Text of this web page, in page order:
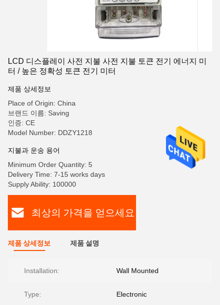
LCD 디스플레이 사전 지불 사전 지불 토큰 전기 에너지 미
터 / 높은 정확성 토큰 전기 미터
제품 상세정보
Place of Origin: China
브랜드 이름: Saving
인증: CE
Model Number: DDZY1218
지불과 운송 용어
Minimum Order Quantity: 5
Delivery Time: 7-15 works days
Supply Ability: 100000
최상의 가격을 얻으세요
제품 상세정보 제품 설명
Installation: Wall Mounted
Type: Electronic